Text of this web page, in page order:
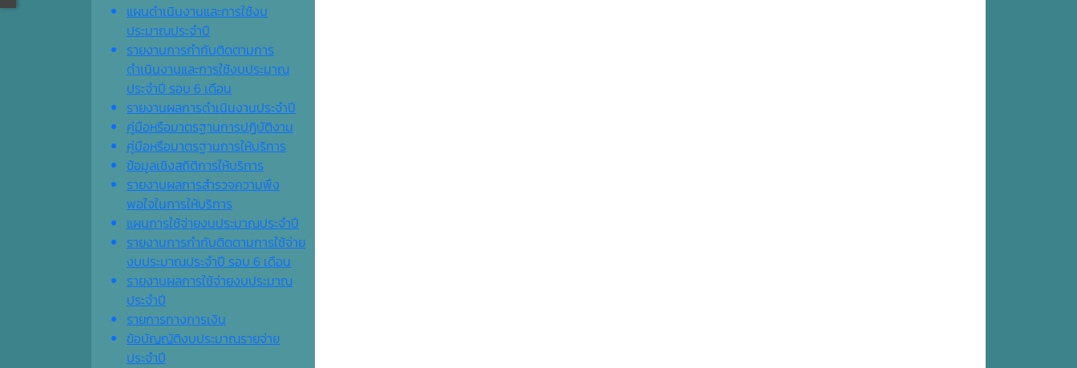
แผนดำเนินงานและการใช้งบ
ประมาณประจำปี
รายงานการกำกับติดตามการ
ดำเนินงานและการใช้งบประมาณ
ประจำปี รอบ 6 เดือน
รายงานผลการดำเนินงานประจำปี
คู่มือหรือมาตรฐานการปฏิบัติงาน
คู่มือหรือมาตรฐานการให้บริการ
ข้อมูลเชิงสถิติการให้บริการ
รายงานผลการสำรวจความพึง
พอใจในการให้บริการ
แผนการใช้จ่ายงบประมาณประจำปี
รายงานการกำกับติดตามการใช้จ่าย
งบประมาณประจำปี รอบ 6 เดือน
รายงานผลการใช้จ่ายงบประมาณ
ประจำปี
รายการทางการเงิน
ข้อบัญญัติงบประมาณรายจ่าย
ประจำปี